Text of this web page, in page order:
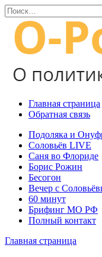
Перейти
к
содержанию
Search
for:
Главная страница
Обратная связь
Подоляка и
Соловьёв LIVE
Саня во Флориде
Борис Рожин
Бесогон
Вечер с
60 минут
Брифинг МО РФ
Полный контакт
Главная страница